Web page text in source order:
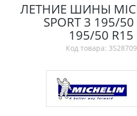
ЛЕТНИЕ ШИНЫ
SPORT 3 195/
195/50 R15
Код товара: